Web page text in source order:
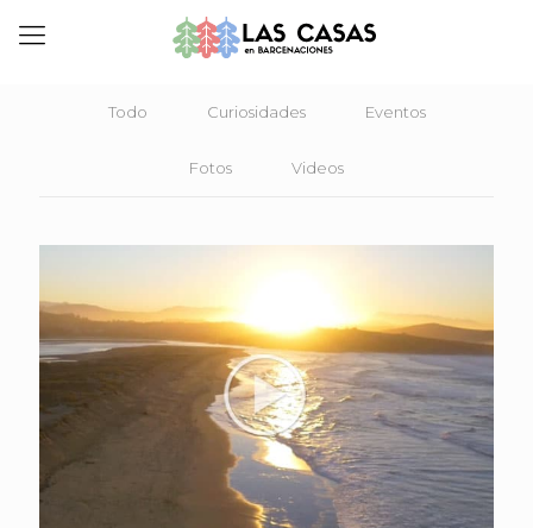
Todo Curiosidades Eventos
Fotos Videos